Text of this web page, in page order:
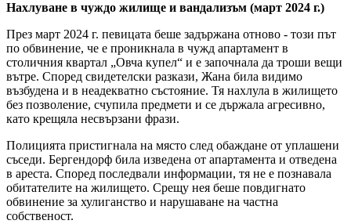
Нахлуване в чуждо жилище и вандализъм (март 2024 г.)
През март 2024 г. певицата беше задържана отново - този път
по обвинение, че е проникнала в чужд апартамент в
столичния квартал „Овча купел“ и е започнала да троши вещи
вътре. Според свидетелски разкази, Жана била видимо
възбудена и в неадекватно състояние. Тя нахлула в жилището
без позволение, счупила предмети и се държала агресивно,
като крещяла несвързани фрази.
Полицията пристигнала на място след обаждане от уплашени
съседи. Бергендорф била изведена от апартамента и отведена
в ареста. Според последвали информации, тя не е познавала
обитателите на жилището. Срещу нея беше повдигнато
обвинение за хулиганство и нарушаване на частна
собственост.